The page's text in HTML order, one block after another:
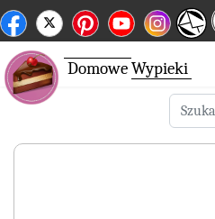
DomoweWypieki
Szukaj